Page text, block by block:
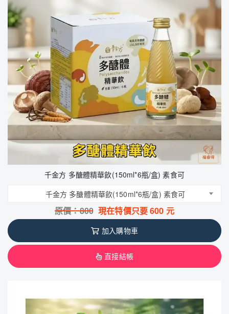
千金方 多醣體精華飲(150ml*6瓶/盒) 素食可
千金方 多醣體精華飲(150ml*6瓶/盒) 素食可
原價：800 現在特價只要600 元
加入購物車
直接結帳